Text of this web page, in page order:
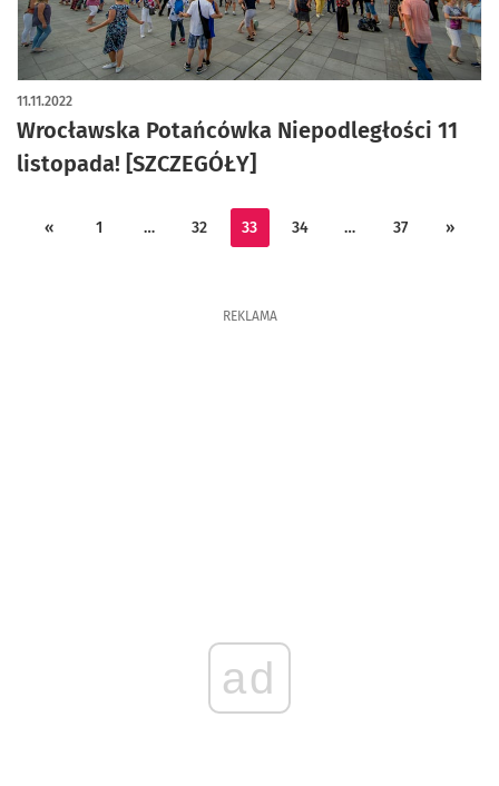
Wrocławska Potańcówka Niepodległości 11
listopada! [SZCZEGÓŁY]
11.11.2022
artykuł z galerią zdjęć
« 1 … 32 33 34 … 37 »
REKLAMA
ad